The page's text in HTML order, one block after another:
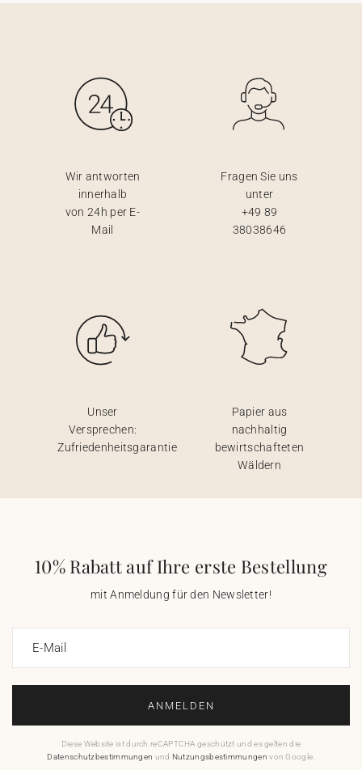
Wir antworten
innerhalb
von 24h per E-
Mail
Fragen Sie uns
unter
+49 89
38038646
Unser
Versprechen:
Zufriedenheitsgarantie
Papier aus
nachhaltig
bewirtschafteten
Wäldern
10% Rabatt auf Ihre erste Bestellung
mit Anmeldung für den Newsletter!
E-Mail
ANMELDEN
Diese Website ist durch reCAPTCHA geschützt und es gelten die
Datenschutzbestimmungen und Nutzungsbestimmungen von Google.